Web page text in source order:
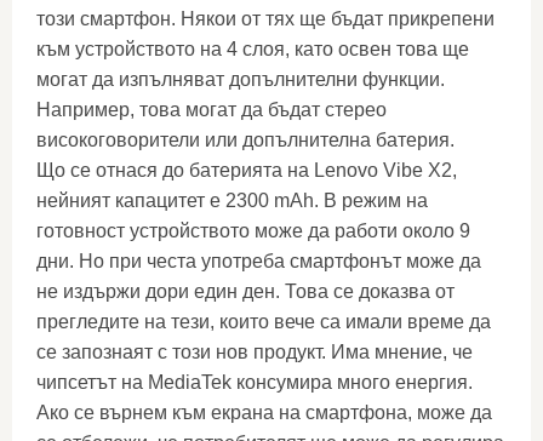
този смартфон. Някои от тях ще бъдат прикрепени
към устройството на 4 слоя, като освен това ще
могат да изпълняват допълнителни функции.
Например, това могат да бъдат стерео
високоговорители или допълнителна батерия.
Що се отнася до батерията на Lenovo Vibe X2,
нейният капацитет е 2300 mAh. В режим на
готовност устройството може да работи около 9
дни. Но при честа употреба смартфонът може да
не издържи дори един ден. Това се доказва от
прегледите на тези, които вече са имали време да
се запознаят с този нов продукт. Има мнение, че
чипсетът на MediaTek консумира много енергия.
Ако се върнем към екрана на смартфона, може да